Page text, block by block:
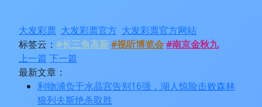
大发彩票 大发彩票官方 大发彩票官方网站
标签云： #长三角高新#视听博览会#南京金秋九
上一篇 下一篇
最新文章：
利物浦负于水晶宫告别16强，湖人惊险击败森林
狼列夫斯绝杀取胜